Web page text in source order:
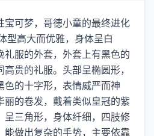
宝可梦，哥德小童的最终进化
型高大而优雅，身体呈白
礼服的外套，外套上有黑色的
贵的礼服。头部呈椭圆形，
色的十字形，表情威严而神
丽的卷发，戴着类似皇冠的紫
呈三角形，身体纤细，四肢修
能做出复杂的手势，主要依靠